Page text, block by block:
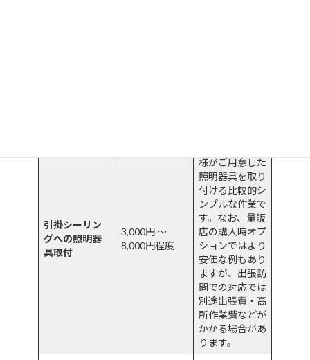
引掛シーリン
グへの照明器
具取付
3,000円 ～
8,000円程度
様がご用意した
照明器具を取り
付ける比較的シ
ンプルな作業で
す。なお、量販
店の購入時オプ
ションではより
安価な例もあり
ますが、出張訪
問での対応では
別途出張費・高
所作業費などが
かかる場合があ
ります。